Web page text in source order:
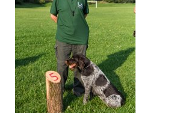
TLAČIVÁ A PRIHLÁŠKY
KLUBOVÉ POPLATKY
ZÁPISNICE Z ČLENSKEJ SCHÔDZE
AKO BYT ČLENOM KCHHS
OZNAMY / NEWS